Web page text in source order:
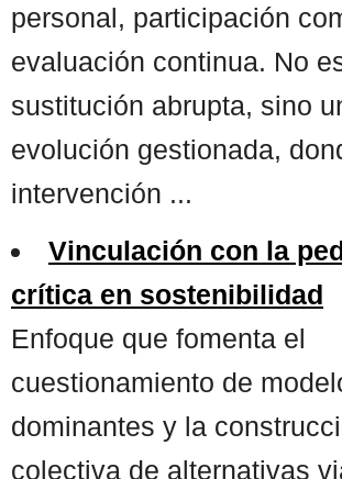
personal, participación
evaluación continua. No
sustitución abrupta, sino
evolución gestionada,
intervención ...
Vinculación con la
crítica en sostenibilidad
Enfoque que fomenta el
cuestionamiento de
dominantes y la
colectiva de alternativas